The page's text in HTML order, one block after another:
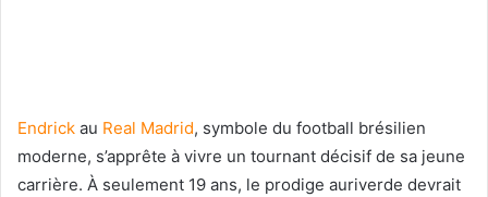
Endrick au Real Madrid, symbole du football brésilien
moderne, s’apprête à vivre un tournant décisif de sa jeune
carrière. À seulement 19 ans, le prodige auriverde devrait